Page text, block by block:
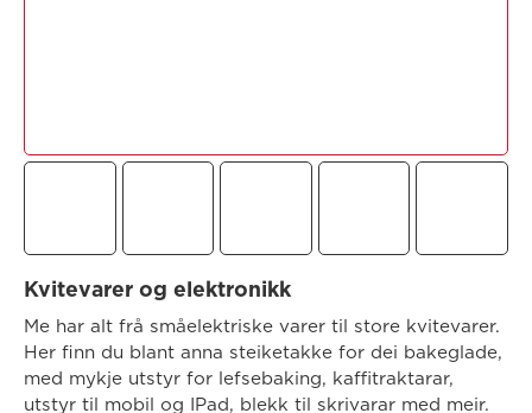
Kvitevarer og elektronikk
Me har alt frå småelektriske varer til store kvitevarer.
Her finn du blant anna steiketakke for dei bakeglade,
med mykje utstyr for lefsebaking, kaffitraktarar,
utstyr til mobil og IPad, blekk til skrivarar med meir.